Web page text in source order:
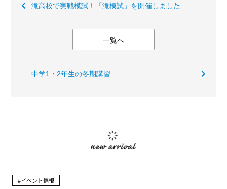
滝高校で実戦模試！「滝模試」を開催しました
一覧へ
中学1・2年生の冬期講習